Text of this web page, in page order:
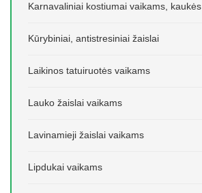
Karnavaliniai kostiumai vaikams, kaukės
Kūrybiniai, antistresiniai žaislai
Laikinos tatuiruotės vaikams
Lauko žaislai vaikams
Lavinamieji žaislai vaikams
Lipdukai vaikams